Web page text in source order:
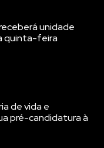
unidade
quinta-feira
de vida e
pré-candidatura à